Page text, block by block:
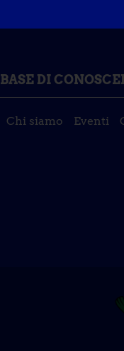
BASE DI
Chi siamo Eventi